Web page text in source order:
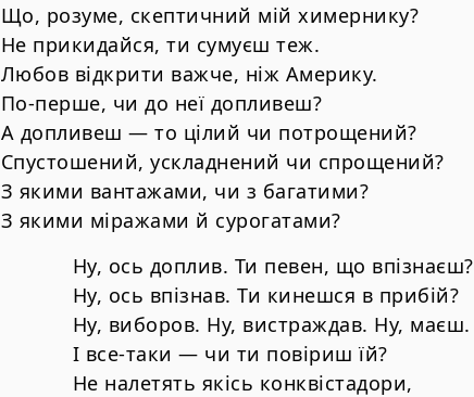
Що, розуме, скептичний мій химернику?
Не прикидайся, ти сумуєш теж.
Любов відкрити важче, ніж Америку.
По-перше, чи до неї допливеш?
А допливеш — то цілий чи потрощений?
Спустошений, ускладнений чи спрощений?
З якими вантажами, чи з багатими?
З якими міражами й сурогатами?
Ну, ось доплив. Ти певен, що впізнаєш?
Ну, ось впізнав. Ти кинешся в прибій?
Ну, виборов. Ну, вистраждав. Ну, маєш.
І все-таки — чи ти повіриш їй?
Не налетять якісь конквістадори,